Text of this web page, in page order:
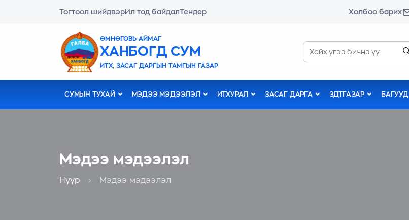
Тогтоол шийдвэрИл тод байдалТендер Холбоо барих
ӨМНӨГОВЬ АЙМАГ
ХАНБОГД СУМ
ИТХ, ЗАСАГ ДАРГЫН ТАМГЫН ГАЗАР
СУМЫН ТУХАЙ МЭДЭЭ МЭДЭЭЛЭЛ ИТХУРАЛ ЗАСАГ ДАРГА ЗДТГАЗАР БАГУУД
Мэдээ мэдээлэл
Нүүр Мэдээ мэдээлэл